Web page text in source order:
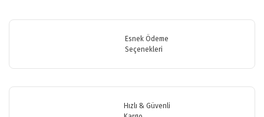
Bu ürüne ilk yorumu siz yapın!
Görüş ve önerileriniz için teşekkür ederiz.
Ürün resmi kalitesiz, bozuk veya görüntülenemiyor.
Esnek Ödeme
Seçenekleri
Hızlı & Güvenli